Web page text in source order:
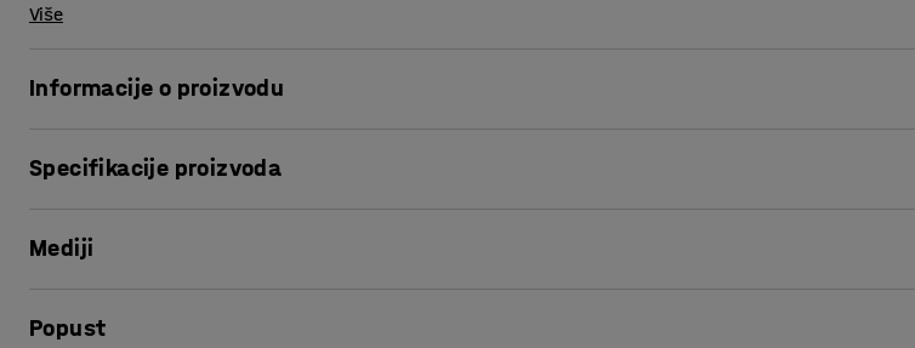
Više
Informacije o proizvodu
poseban dojam u prostoru, a kompaktna veličina stolice je čini idealnom za manje urede i za rad od
Stolica ima nekoliko mogućnosti podešavanja kako bi sjedili što udobnije. Npr. visina naslona se može
može udobno sjediti.
Specifikacije proizvoda
Dubina sjedišta
Mehanizam
Mediji
Popust